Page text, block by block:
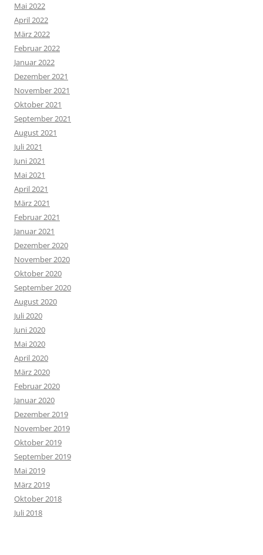
Mai 2022
April 2022
März 2022
Februar 2022
Januar 2022
Dezember 2021
November 2021
Oktober 2021
September 2021
August 2021
Juli 2021
Juni 2021
Mai 2021
April 2021
März 2021
Februar 2021
Januar 2021
Dezember 2020
November 2020
Oktober 2020
September 2020
August 2020
Juli 2020
Juni 2020
Mai 2020
April 2020
März 2020
Februar 2020
Januar 2020
Dezember 2019
November 2019
Oktober 2019
September 2019
Mai 2019
März 2019
Oktober 2018
Juli 2018